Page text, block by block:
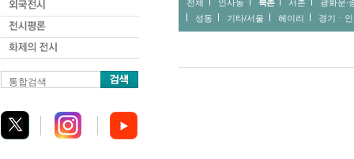
통합검색
전체 인사동 북촌 서촌
광화문∙
성동
기타/서울 헤이리 경기ㆍ